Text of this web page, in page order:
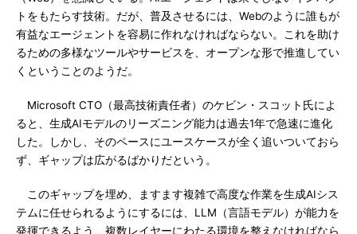
トをもたらす技術。だが、普及させるには、Webのように誰もが
有益なエージェントを容易に作れなければならない。これを助け
るための多様なツールやサービスを、オープンな形で推進してい
くということのようだ。
Microsoft CTO（最高技術責任者）のケビン・スコット氏によ
ると、生成AIモデルのリーズニング能力は過去1年で急速に進化
した。しかし、そのペースにユースケースが全く追いついておら
ず、ギャップは広がるばかりだという。
このギャップを埋め、ますます複雑で高度な作業を生成AIシス
テムに任せられるようにするには、LLM（言語モデル）が能力を
発揮できるよう、複数レイヤーにわたる環境を整えなければなら